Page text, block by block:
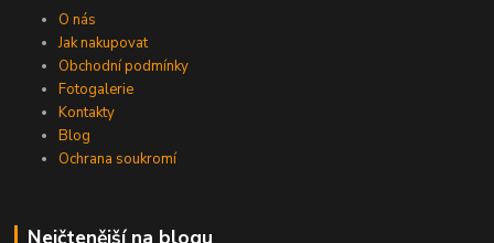
O nás
Jak nakupovat
Obchodní podmínky
Fotogalerie
Kontakty
Blog
Ochrana soukromí
Nejčtenější na blogu